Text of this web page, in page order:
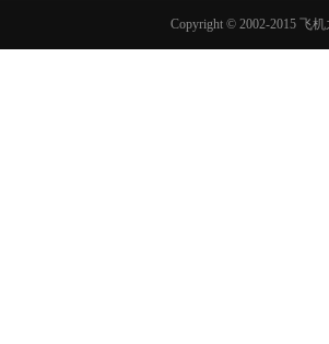
Copyright © 2002-2015 飞